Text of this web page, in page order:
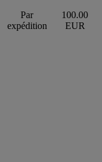
Par
expédition
100.00
EUR